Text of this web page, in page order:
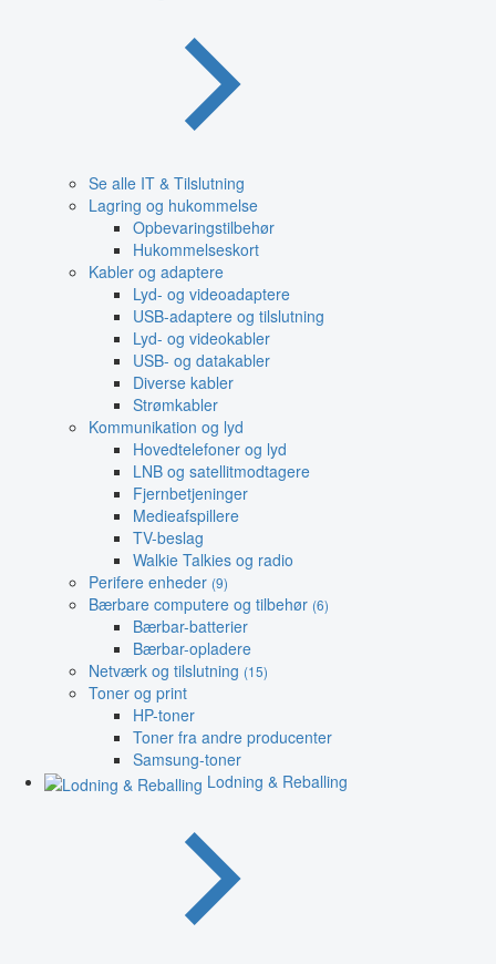
Se alle IT & Tilslutning
Lagring og hukommelse
Opbevaringstilbehør
Hukommelseskort
Kabler og adaptere
Lyd- og videoadaptere
USB-adaptere og tilslutning
Lyd- og videokabler
USB- og datakabler
Diverse kabler
Strømkabler
Kommunikation og lyd
Hovedtelefoner og lyd
LNB og satellitmodtagere
Fjernbetjeninger
Medieafspillere
TV-beslag
Walkie Talkies og radio
Perifere enheder (9)
Bærbare computere og tilbehør (6)
Bærbar-batterier
Bærbar-opladere
Netværk og tilslutning (15)
Toner og print
HP-toner
Toner fra andre producenter
Samsung-toner
Lodning & Reballing